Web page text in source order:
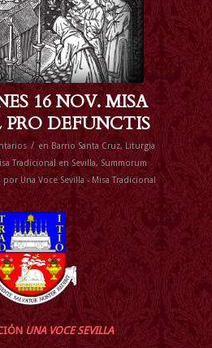
16 NOV. MISA
DEFUNCTIS
/ en Barrio Santa Cruz, Liturgia
Tradicional en Sevilla, Summorum
por Una Voce Sevilla - Misa Tradicional
UNA VOCE SEVILLA